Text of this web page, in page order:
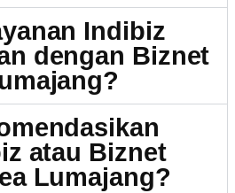
Indibiz
dengan Biznet
atau Biznet
Lumajang?